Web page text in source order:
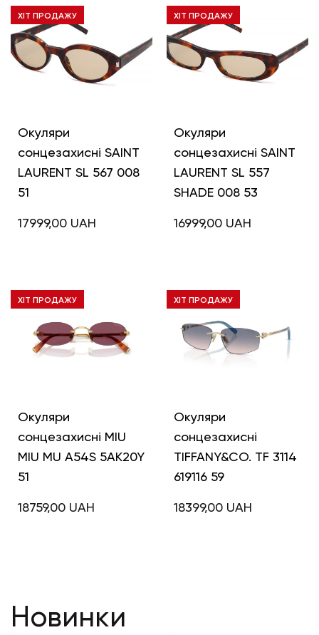
ХІТ ПРОДАЖУ
Окуляри
сонцезахисні SAINT
LAURENT SL 567 008
51
17999,00 UAH
ХІТ ПРОДАЖУ
Окуляри
сонцезахисні SAINT
LAURENT SL 557
SHADE 008 53
16999,00 UAH
ХІТ ПРОДАЖУ
Окуляри
сонцезахисні MIU
MIU MU A54S 5AK20Y
51
18759,00 UAH
ХІТ ПРОДАЖУ
Окуляри
сонцезахисні
TIFFANY&CO. TF 3114
619116 59
18399,00 UAH
Новинки